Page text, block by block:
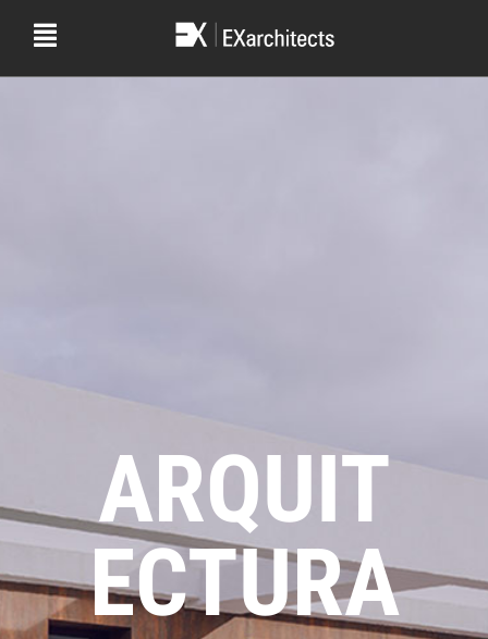
ARQUIT
ECTURA